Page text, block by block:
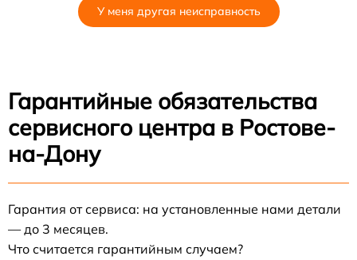
У меня другая неисправность
Гарантийные обязательства
сервисного центра в Ростове-
на-Дону
Гарантия от сервиса: на установленные нами детали
— до 3 месяцев.
Что считается гарантийным случаем?